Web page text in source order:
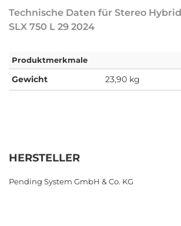
Technische Daten für Stereo Hybrid
SLX 750 L 29 2024
Produktmerkmale
Gewicht 23,90 kg
HERSTELLER
Pending System GmbH & Co. KG